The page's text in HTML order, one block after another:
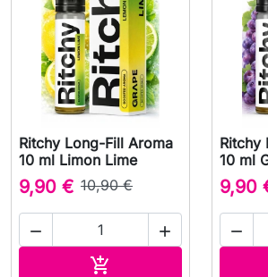
Ritchy Long-Fill Aroma
10 ml Limon Lime
9,90 € 10,90 €
 

Ritchy
10 ml
9,90
